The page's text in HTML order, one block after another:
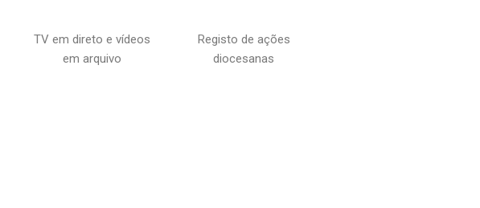
TV em direto e vídeos
em arquivo
Registo de ações
diocesanas